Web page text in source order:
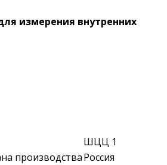
измерения внутренних
ШЦЦ 1
производстваРоссия